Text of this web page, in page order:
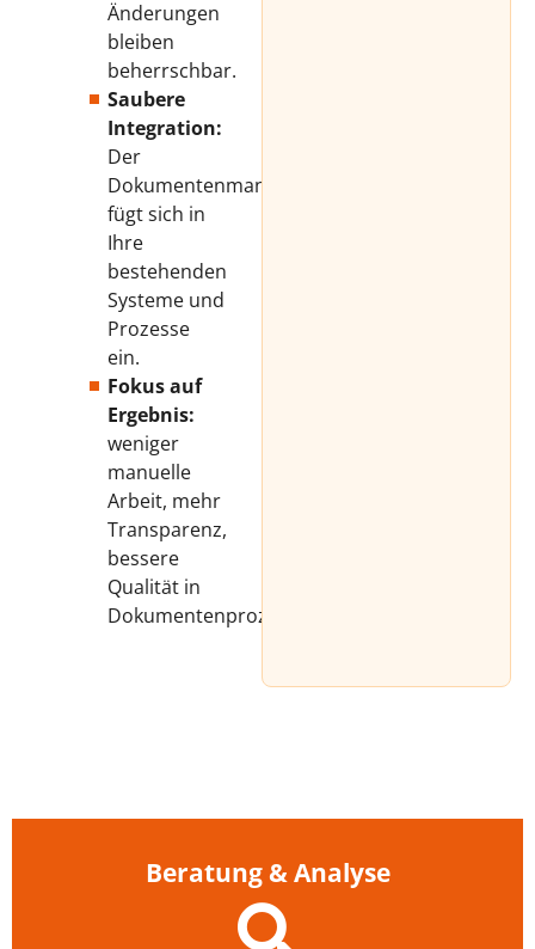
Änderungen
bleiben
beherrschbar.
Saubere
Integration:
Der
Dokumentenmanager
fügt sich in
Ihre
bestehenden
Systeme und
Prozesse
ein.
Fokus auf
Ergebnis:
weniger
manuelle
Arbeit, mehr
Transparenz,
bessere
Qualität in
Dokumentenprozessen.
Beratung & Analyse